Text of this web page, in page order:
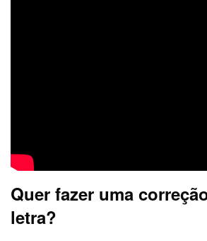
Quer fazer uma
letra?